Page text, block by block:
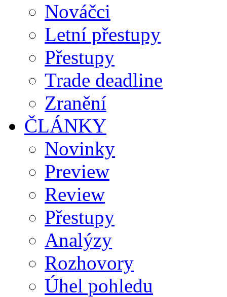
Nováčci
Letní přestupy
Přestupy
Trade deadline
Zranění
ČLÁNKY
Novinky
Preview
Review
Přestupy
Analýzy
Rozhovory
Úhel pohledu